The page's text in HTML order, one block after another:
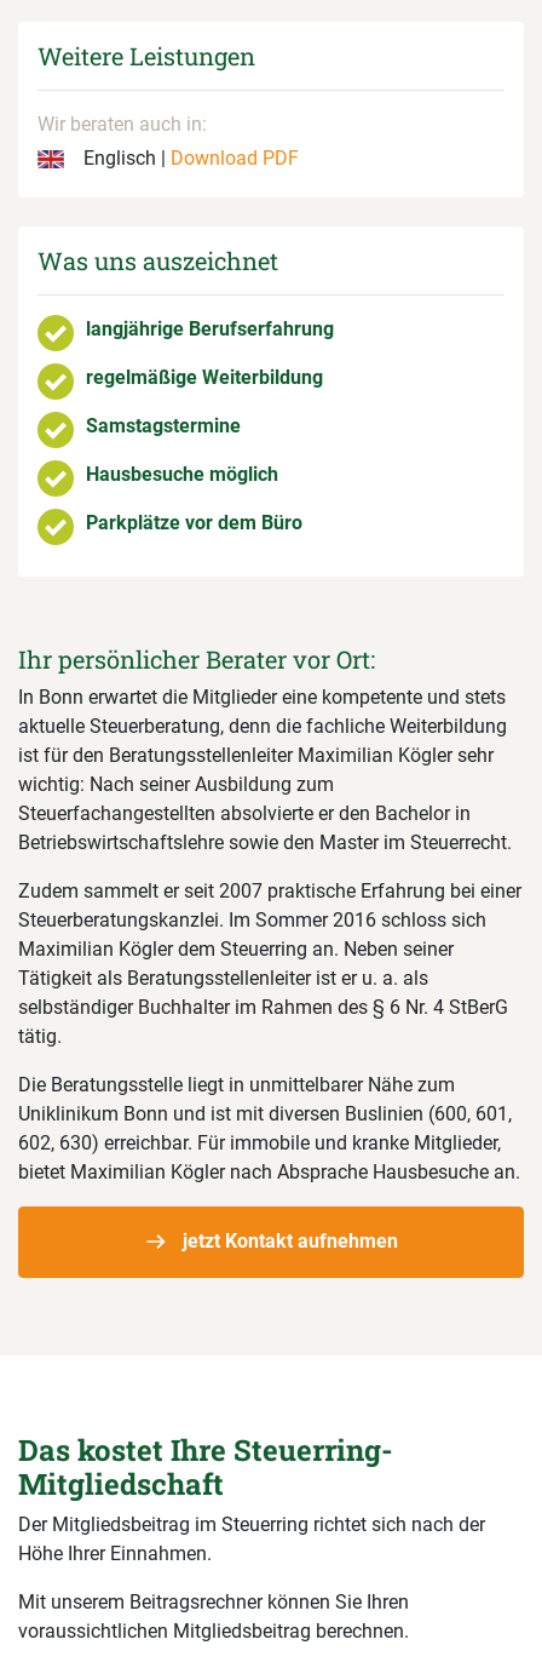
Weitere Leistungen
Wir beraten auch in:
Englisch |
Download PDF
Was uns auszeichnet
langjährige Berufserfahrung
regelmäßige Weiterbildung
Samstagstermine
Hausbesuche möglich
Parkplätze vor dem Büro
Ihr persönlicher Berater vor Ort:
In Bonn erwartet die Mitglieder eine kompetente und stets
aktuelle Steuerberatung, denn die fachliche Weiterbildung
ist für den Beratungsstellenleiter Maximilian Kögler sehr
wichtig: Nach seiner Ausbildung zum
Steuerfachangestellten absolvierte er den Bachelor in
Betriebswirtschaftslehre sowie den Master im Steuerrecht.
Zudem sammelt er seit 2007 praktische Erfahrung bei einer
Steuerberatungskanzlei. Im Sommer 2016 schloss sich
Maximilian Kögler dem Steuerring an. Neben seiner
Tätigkeit als Beratungsstellenleiter ist er u. a. als
selbständiger Buchhalter im Rahmen des § 6 Nr. 4 StBerG
tätig.
Die Beratungsstelle liegt in unmittelbarer Nähe zum
Uniklinikum Bonn und ist mit diversen Buslinien (600, 601,
602, 630) erreichbar. Für immobile und kranke Mitglieder,
bietet Maximilian Kögler nach Absprache Hausbesuche an.
jetzt Kontakt aufnehmen
Das kostet Ihre Steuerring-
Mitgliedschaft
Der Mitgliedsbeitrag im Steuerring richtet sich nach der
Höhe Ihrer Einnahmen.
Mit unserem Beitragsrechner können Sie Ihren
voraussichtlichen Mitgliedsbeitrag berechnen.